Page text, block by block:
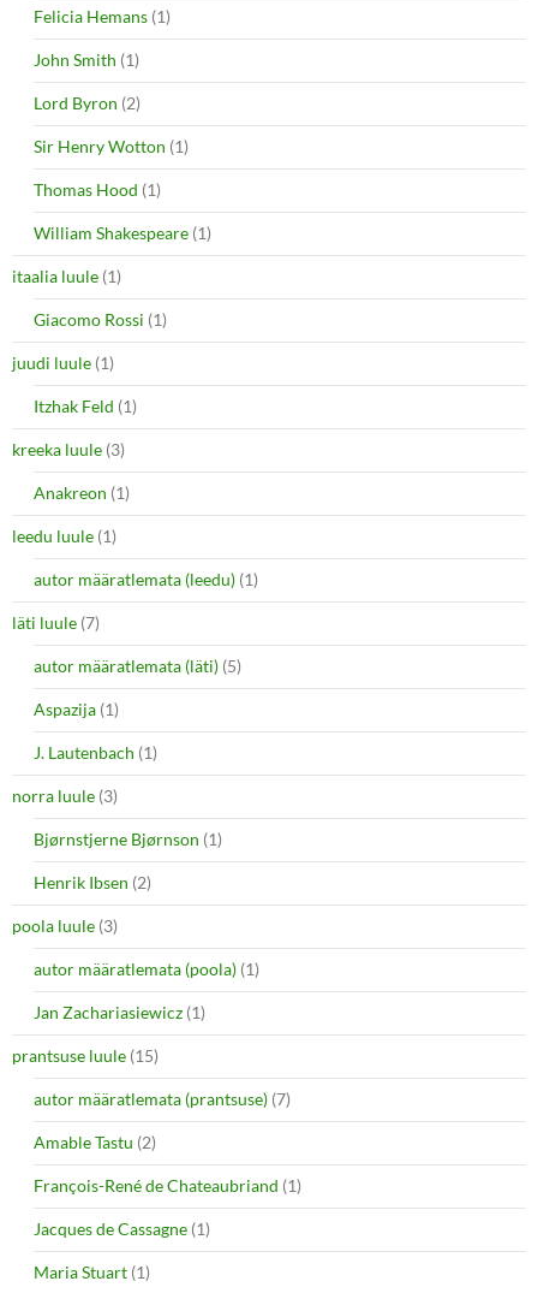
Felicia Hemans (1)
John Smith (1)
Lord Byron (2)
Sir Henry Wotton (1)
Thomas Hood (1)
William Shakespeare (1)
itaalia luule (1)
Giacomo Rossi (1)
juudi luule (1)
Itzhak Feld (1)
kreeka luule (3)
Anakreon (1)
leedu luule (1)
autor määratlemata (leedu) (1)
läti luule (7)
autor määratlemata (läti) (5)
Aspazija (1)
J. Lautenbach (1)
norra luule (3)
Bjørnstjerne Bjørnson (1)
Henrik Ibsen (2)
poola luule (3)
autor määratlemata (poola) (1)
Jan Zachariasiewicz (1)
prantsuse luule (15)
autor määratlemata (prantsuse) (7)
Amable Tastu (2)
François-René de Chateaubriand (1)
Jacques de Cassagne (1)
Maria Stuart (1)